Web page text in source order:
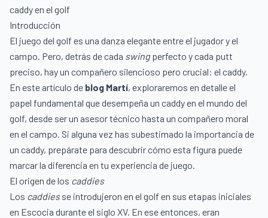
caddy en el golf
Introducción
El juego del golf es una danza elegante entre el jugador y el
campo. Pero, detrás de cada swingperfecto y cada putt
preciso, hay un compañero silencioso pero crucial: el caddy.
En este artículo de blog Martí, exploraremos en detalle el
papel fundamental que desempeña un caddy en el mundo del
golf, desde ser un asesor técnico hasta un compañero moral
en el campo. Si alguna vez has subestimado la importancia de
un caddy, prepárate para descubrir cómo esta figura puede
marcar la diferencia en tu experiencia de juego.
El origen de los caddies
Los caddiesse introdujeron en el golf en sus etapas iniciales
en Escocia durante el siglo XV. En ese entonces, eran